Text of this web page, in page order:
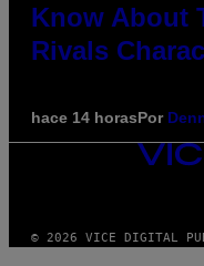
Know About
Rivals
hace 14 horasPor
VICE
MEDIA
© 2026 VICE DIGITAL